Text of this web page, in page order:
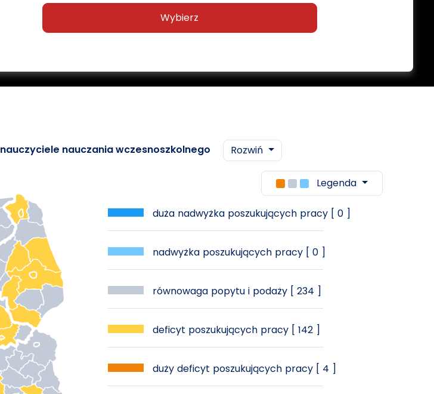
Wybierz
nauczyciele nauczania wczesnoszkolnego Rozwiń
Legenda
duża nadwyżka poszukujących pracy [ 0 ]
nadwyżka poszukujących pracy [ 0 ]
równowaga popytu i podaży [ 234 ]
deficyt poszukujących pracy [ 142 ]
duży deficyt poszukujących pracy [ 4 ]